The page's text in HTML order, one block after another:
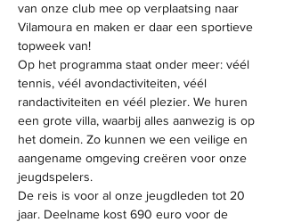
van onze club mee op verplaatsing naar
Vilamoura en maken er daar een sportieve
topweek van!
Op het programma staat onder meer: véél
tennis, véél avondactiviteiten, véél
randactiviteiten en véél plezier. We huren
een grote villa, waarbij alles aanwezig is op
het domein. Zo kunnen we een veilige en
aangename omgeving creëren voor onze
jeugdspelers.
De reis is voor al onze jeugdleden tot 20
jaar. Deelname kost 690 euro voor de